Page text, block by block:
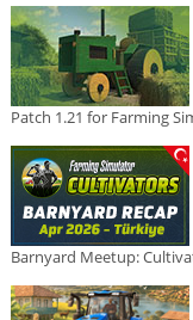
Patch 1.21 for Farming
Barnyard Meetup: